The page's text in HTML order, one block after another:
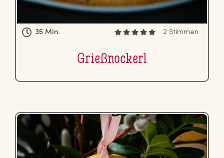
35 Min. 2 Stimmen
Grieß­no­ckerl